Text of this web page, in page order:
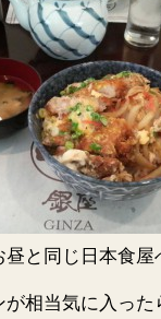
と同じ日本食屋
が相当気に入った